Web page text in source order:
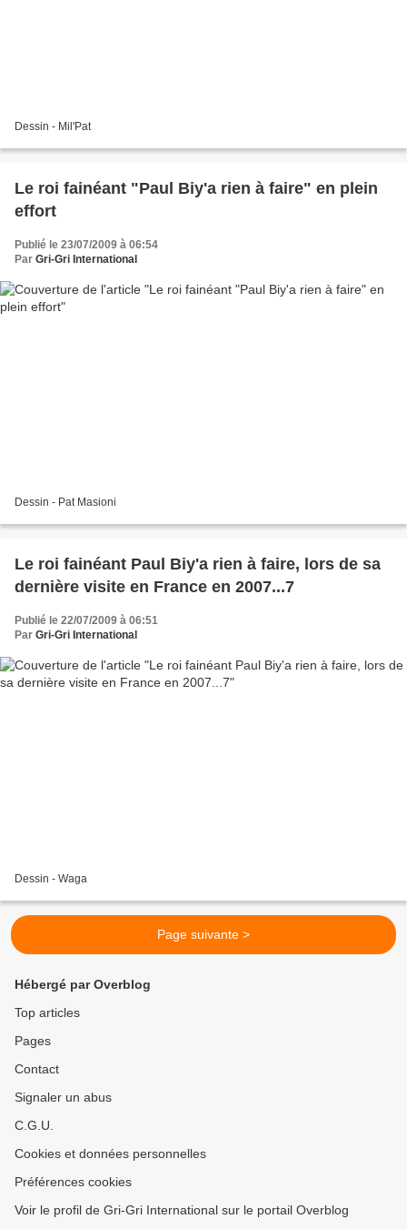
Dessin - Mil'Pat
Le roi fainéant "Paul Biy'a rien à faire" en plein
effort
Publié le 23/07/2009 à 06:54
Par Gri-Gri International
Dessin - Pat Masioni
Le roi fainéant Paul Biy'a rien à faire, lors de sa
dernière visite en France en 2007...7
Publié le 22/07/2009 à 06:51
Par Gri-Gri International
Dessin - Waga
Page suivante >
Hébergé par Overblog
Top articles
Pages
Contact
Signaler un abus
C.G.U.
Cookies et données personnelles
Préférences cookies
Voir le profil de Gri-Gri International sur le portail Overblog